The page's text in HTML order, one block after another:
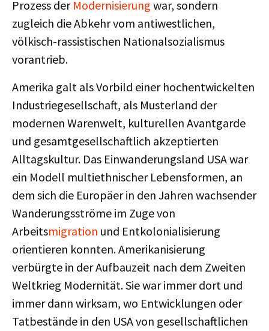
Prozess der Modernisierung war, sondern
zugleich die Abkehr vom antiwestlichen,
völkisch-rassistischen Nationalsozialismus
vorantrieb.
Amerika galt als Vorbild einer hochentwickelten
Industriegesellschaft, als Musterland der
modernen Warenwelt, kulturellen Avantgarde
und gesamtgesellschaftlich akzeptierten
Alltagskultur. Das Einwanderungsland USA war
ein Modell multiethnischer Lebensformen, an
dem sich die Europäer in den Jahren wachsender
Wanderungsströme im Zuge von
Arbeitsmigration und Entkolonialisierung
orientieren konnten. Amerikanisierung
verbürgte in der Aufbauzeit nach dem Zweiten
Weltkrieg Modernität. Sie war immer dort und
immer dann wirksam, wo Entwicklungen oder
Tatbestände in den USA von gesellschaftlichen